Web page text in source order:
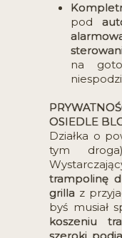
pod
na
OSIEDLE
Działka o
tym
trampolinę
grilla z
byś musiał
koszeniu